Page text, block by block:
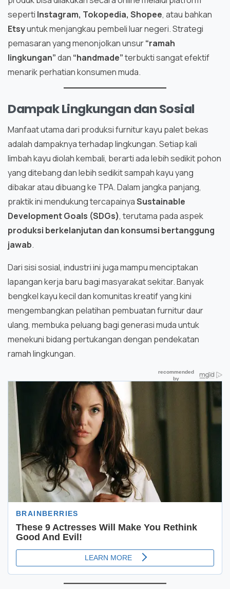
seperti Instagram, Tokopedia, Shopee, atau bahkan
Etsyuntuk menjangkau pembeli luar negeri. Strategi
pemasaran yang menonjolkan unsur“ramah
lingkungan”dan “handmade”terbukti sangat efektif
menarik perhatian konsumen muda.
Dampak Lingkungan dan Sosial
Manfaat utama dari produksi furnitur kayu palet bekas
adalah dampaknya terhadap lingkungan. Setiap kali
limbah kayu diolah kembali, berarti ada lebih sedikit pohon
yang ditebang dan lebih sedikit sampah kayu yang
dibakar atau dibuang ke TPA. Dalam jangka panjang,
praktik ini mendukung tercapainyaSustainable
Development Goals (SDGs), terutama pada aspek
produksi berkelanjutan dan konsumsi bertanggung
jawab.
Dari sisi sosial, industri ini juga mampu menciptakan
lapangan kerja baru bagi masyarakat sekitar. Banyak
bengkel kayu kecil dan komunitas kreatif yang kini
mengembangkan pelatihan pembuatan furnitur daur
ulang, membuka peluang bagi generasi muda untuk
menekuni bidang pertukangan dengan pendekatan
ramah lingkungan.